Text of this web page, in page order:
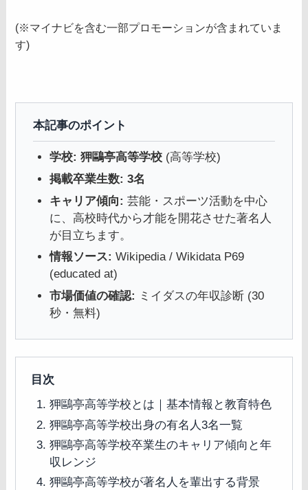
(※マイナビを含む一部プロモーションが含まれていま
す)
本記事のポイント
学校: 狎鷗亭高等学校 (高等学校)
掲載卒業生数: 3名
キャリア傾向: 芸能・スポーツ活動を中心
に、高校時代から才能を開花させた著名人
が目立ちます。
情報ソース: Wikipedia / Wikidata P69
(educated at)
市場価値の確認: ミイダスの年収診断 (30
秒・無料)
目次
狎鷗亭高等学校とは｜基本情報と教育特色
狎鷗亭高等学校出身の有名人3名一覧
狎鷗亭高等学校卒業生のキャリア傾向と年
収レンジ
狎鷗亭高等学校が著名人を輩出する背景